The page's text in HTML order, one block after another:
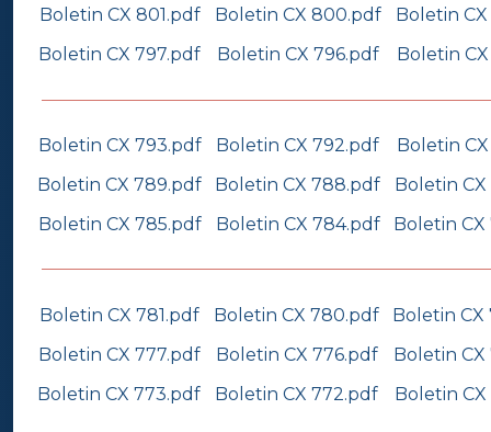
Boletin CX 801.pdf
Boletin CX 800.pdf
Boletin
Boletin CX 797.pdf
Boletin CX 796.pdf Boletin
Boletin CX 793.pdf Boletin CX 792.pdf
Boletin
Boletin CX 789.pdf
Boletin CX 788.pdf
Boletin
Boletin CX 785.pdf
Boletin CX 784.pdf Boletin
Boletin CX 781.pdf Boletin CX 780.pdf
Boletin CX
Boletin CX 777.pdf
Boletin CX 776.pdf
Boletin CX
Boletin CX 773.pdf
Boletin CX 772.pdf Boletin CX